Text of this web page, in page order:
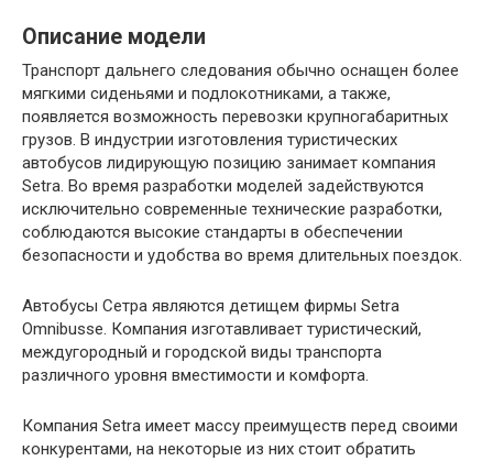
Описание модели
Транспорт дальнего следования обычно оснащен более
мягкими сиденьями и подлокотниками, а также,
появляется возможность перевозки крупногабаритных
грузов. В индустрии изготовления туристических
автобусов лидирующую позицию занимает компания
Setra. Во время разработки моделей задействуются
исключительно современные технические разработки,
соблюдаются высокие стандарты в обеспечении
безопасности и удобства во время длительных поездок.
Автобусы Сетра являются детищем фирмы Setra
Omnibusse. Компания изготавливает туристический,
междугородный и городской виды транспорта
различного уровня вместимости и комфорта.
Компания Setra имеет массу преимуществ перед своими
конкурентами, на некоторые из них стоит обратить